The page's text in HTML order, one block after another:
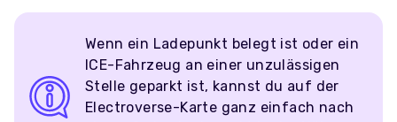
Wenn ein Ladepunkt belegt ist oder ein
ICE-Fahrzeug an einer unzulässigen
Stelle geparkt ist, kannst du auf der
Electroverse-Karte ganz einfach nach